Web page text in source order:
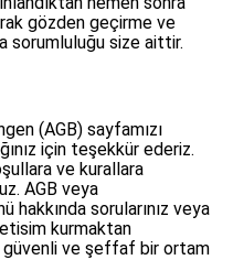
gözden geçirme ve
sorumluluğu size aittir.
(AGB) sayfamızı
için teşekkür ederiz.
ve kurallara
AGB veya
hakkında sorularınız veya
kurmaktan
güvenli ve şeffaf bir ortam